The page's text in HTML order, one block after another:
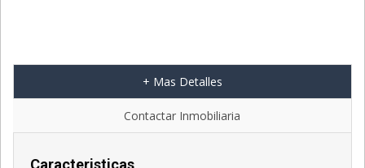
';
+ Mas Detalles
Contactar Inmobiliaria
Caracteristicas